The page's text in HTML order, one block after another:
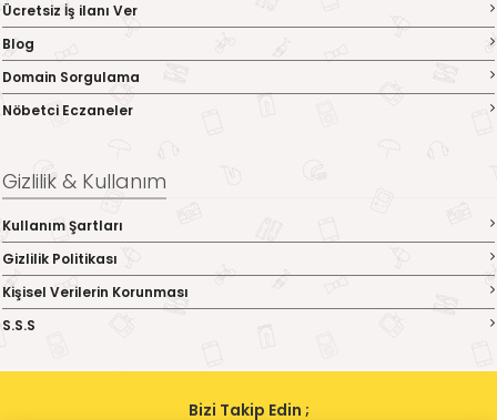
Ücretsiz İş ilanı Ver
Blog
Domain Sorgulama
Nöbetci Eczaneler
Gizlilik & Kullanım
Kullanım Şartları
Gizlilik Politikası
Kişisel Verilerin Korunması
S.S.S
Bizi Takip Edin ;